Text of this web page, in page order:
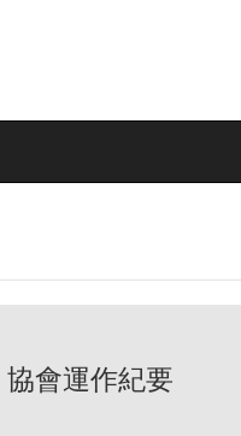
協會運作紀要